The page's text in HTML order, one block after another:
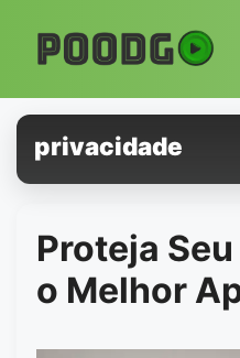
para
conteúdo
privacidade
Proteja
o Melhor